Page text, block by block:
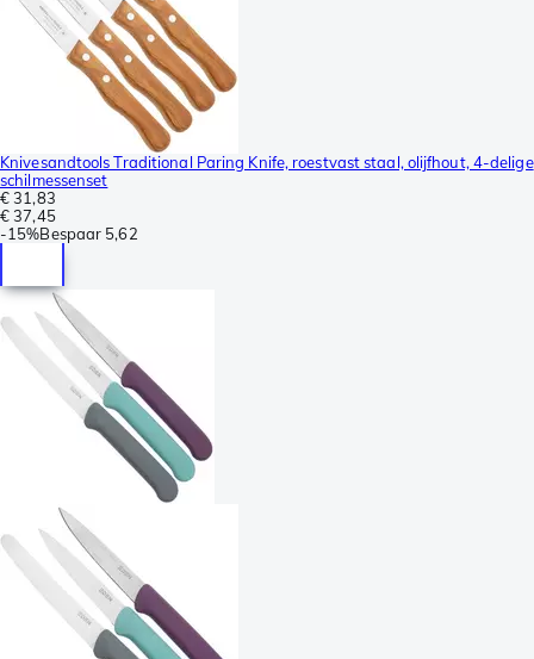
Knivesandtools Traditional Paring Knife, roestvast staal, olijfhout, 4-delige
schilmessenset
€ 31,83
€ 37,45
-15%Bespaar 5,62